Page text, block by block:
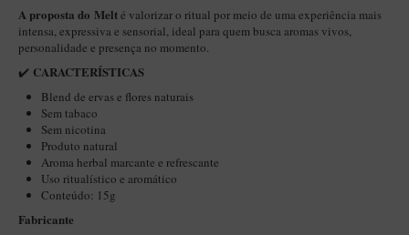
Jateado
Luiggi
Montana
Mouton
New Rose
New Rose Polido
Petrus
Piccolo
A proposta do Melté valorizar o ritual por meio de uma experiência mais
intensa, expressiva e sensorial, ideal para quem busca aromas vivos,
personalidade e presença no momento.
✔️ CARACTERÍSTICAS
Blend de ervas e flores naturais
Sem tabaco
Sem nicotina
Produto natural
Aroma herbal marcante e refrescante
Uso ritualístico e aromático
Conteúdo: 15g
Fabricante